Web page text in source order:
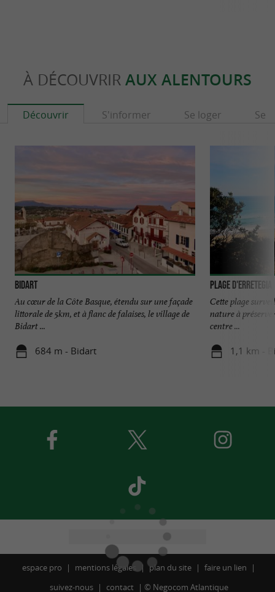
À DÉCOUVRIR AUX ALENTOURS
Découvrir S'informer Se loger Se
Bidart
Au cœur de la Côte Basque, étendu sur une façade
littorale de 5km, et à flanc de falaises, le village de
Bidart ...
684 m - Bidart
Plage d'Erretegia
Cette plage
nature à
centre ...
1,1 km -
espace pro mentions légales plan du site
faire un lien
suivez-nous
contact © Negocom Atlantique